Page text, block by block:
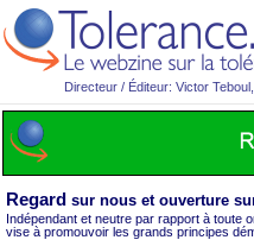
Directeur / Éditeur: Victor Teboul,
Regard sur nous et ouverture
Indépendant et neutre par rapport à toute
vise à promouvoir les grands principes